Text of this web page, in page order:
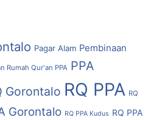
Pagar Alam Pembinaan
Rumah Qur'an PPA PPA
Gorontalo RQ PPA RQ
Gorontalo RQ PPA Kudus RQ PPA